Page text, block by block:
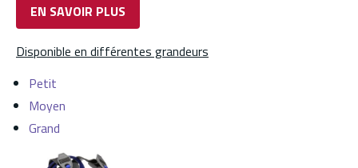
EN SAVOIR PLUS
Disponible en différentes grandeurs
Petit
Moyen
Grand